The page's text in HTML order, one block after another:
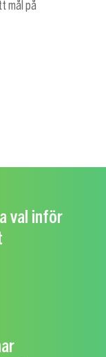
mål på
val inför